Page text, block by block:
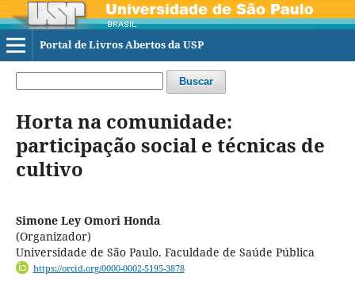
Portal de Livros Abertos da USP
Buscar
Horta na comunidade:
participação social e técnicas de
cultivo
Simone Ley Omori Honda
(Organizador)
Universidade de São Paulo. Faculdade de Saúde Pública
https://orcid.org/0000-0002-5195-3878